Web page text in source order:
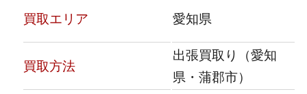
買取エリア 愛知県
買取方法
出張買取り（愛知
県・蒲郡市）